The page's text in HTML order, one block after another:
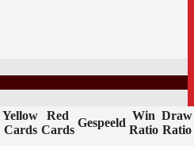
Yellow
Cards
Red
Cards
Gespeeld
Win
Ratio
Draw
Ratio